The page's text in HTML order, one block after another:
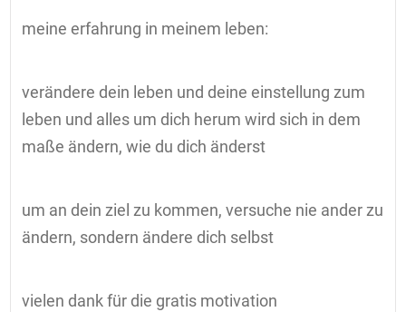
meine erfahrung in meinem leben:
verändere dein leben und deine einstellung zum
leben und alles um dich herum wird sich in dem
maße ändern, wie du dich änderst
um an dein ziel zu kommen, versuche nie ander zu
ändern, sondern ändere dich selbst
vielen dank für die gratis motivation